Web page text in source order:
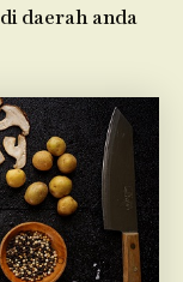
daerah anda